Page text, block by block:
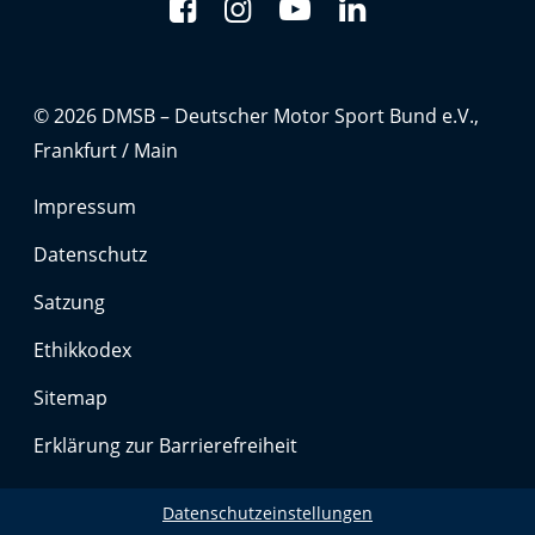
© 2026 DMSB – Deutscher Motor Sport Bund e.V.,
Frankfurt / Main
Impressum
Datenschutz
Satzung
Ethikkodex
Sitemap
Erklärung zur Barrierefreiheit
Datenschutzeinstellungen
Cookies, die ggf. zur Einbettung und Bereitstellung
von Videos auf unserer Website gesetzt werden.
Google Maps
Anbieter:
Zweck:
von interaktiven Karten auf unserer Website gesetzt